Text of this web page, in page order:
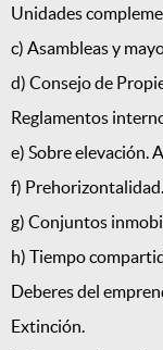
Unidades
c) Asambleas y
d) Consejo de
Reglamentos
e) Sobre elevación.
f)
g) Conjuntos
h) Tiempo
Deberes del
Extinción.